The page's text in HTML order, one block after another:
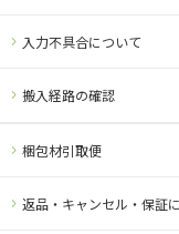
梱包材引取便
返品・キャンセル・保証
入力不具合について
搬入経路の確認